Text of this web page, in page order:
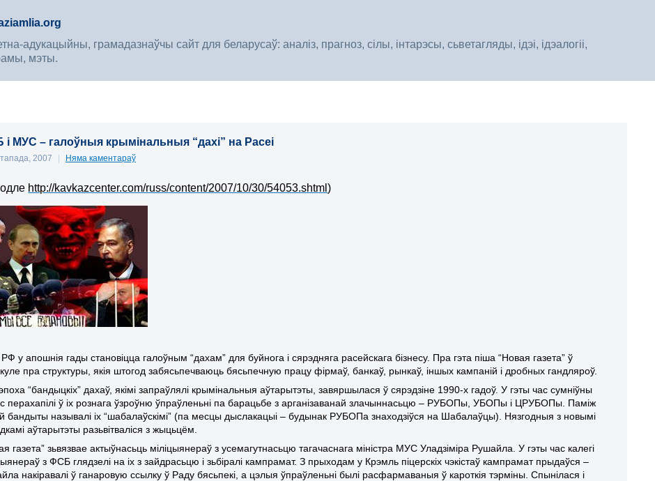
адукацыйны, грамадазнаўчы сайт для беларусаў: аналіз, прагноз, сілы, інтарэсы, сьветагляды, ідэі, ідэалогіі,
мэты.
МУС – галоўныя крымінальныя “дахі” на Расеі
2007 | Няма каментараў
http://kavkazcenter.com/russ/content/2007/10/30/54053.shtml)
у апошнія гады становіцца галоўным “дахам” для буйнога і сярэдняга расейскага бізнесу. Пра гэта піша “Новая газета” ў
пра структуры, якія штогод забясьпечваюць бясьпечную працу фірмаў, банкаў, рынкаў, іншых кампаній і дробных гандляроў.
“бандыцкіх” дахаў, якімі запраўлялі крымінальныя аўтарытэты, завяршылася ў сярэдзіне 1990-х гадоў. У гэты час сумніўны
перахапілі ў іх рознага ўзроўню ўпраўленьні па барацьбе з арганізаванай злачыннасьцю – РУБОПы, УБОПы і ЦРУБОПы. Паміж
бандыты называлі іх “шабалаўскімі” (па месцы дыслакацыі – будынак РУБОПа знаходзіўся на Шабалаўцы). Нязгодныя з новымі
аўтарытэты разьвітваліся з жыцьцём.
газета” зьвязвае актыўнасьць міліцыянераў з усемагутнасьцю тагачаснага міністра МУС Уладзіміра Рушайла. У гэты час калегі
з ФСБ глядзелі на іх з зайдрасьцю і зьбіралі кампрамат. З прыходам у Крэмль піцерскіх чэкістаў кампрамат прыдаўся –
накіравалі ў ганаровую ссылку ў Раду бясьпекі, а цэлыя ўпраўленьні былі расфармаваныя ў кароткія тэрміны. Спынілася і